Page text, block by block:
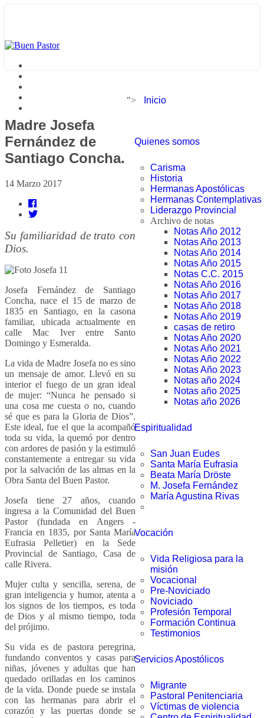
"> Inicio
Quienes somos
Carisma
Historia
Hermanas Apostólicas
Hermanas Contemplativas
Liderazgo Provincial
Archivo de notas
Notas Año 2012
Notas Año 2013
Notas Año 2014
Notas Año 2015
Notas C.C. 2015
Notas Año 2016
Notas Año 2017
Notas Año 2018
Notas Año 2019
casas de retiro
Notas Año 2020
Notas Año 2021
Notas Año 2022
Notas Año 2023
Notas año 2024
Notas año 2025
Notas año 2026
Espiritualidad
San Juan Eudes
Santa María Eufrasia
Beata María Dröste
M. Josefa Fernández
María Agustina Rivas
Vocación
Vida Religiosa para la
misión
Vocacional
Pre-Noviciado
Noviciado
Profesión Temporal
Formación Continua
Testimonios
Servicios Apostólicos
Migrante
Pastoral Penitenciaria
Víctimas de violencia
Madre Josefa
Fernández de
Santiago Concha.
14 Marzo 2017
Su familiaridad de trato con
Dios.
Josefa Fernández de Santiago
Concha, nace el 15 de marzo de
1835 en Santiago, en la casona
familiar, ubicada actualmente en
calle Mac Iver entre Santo
Domingo y Esmeralda.
La vida de Madre Josefa no es sino
un mensaje de amor. Llevó en su
interior el fuego de un gran ideal
de mujer: “Nunca he pensado si
una cosa me cuesta o no, cuando
sé que es para la Gloria de Dios”.
Este ideal, fue el que la acompañó
toda su vida, la quemó por dentro
con ardores de pasión y la estimuló
constantemente a entregar su vida
por la salvación de las almas en la
Obra Santa del Buen Pastor.
Josefa tiene 27 años, cuando
ingresa a la Comunidad del Buen
Pastor (fundada en Angers -
Francia en 1835, por Santa María
Eufrasia Pelletier) en la Sede
Provincial de Santiago, Casa de
calle Rivera.
Mujer culta y sencilla, serena, de
gran inteligencia y humor, atenta a
los signos de los tiempos, es toda
de Dios y al mismo tiempo, toda
del prójimo.
Su vida es de pastora peregrina,
fundando conventos y casas para
niñas, jóvenes y adultas que han
quedado orilladas en los caminos
de la vida. Donde puede se instala
con las hermanas para abrir el
corazón y las puertas donde se